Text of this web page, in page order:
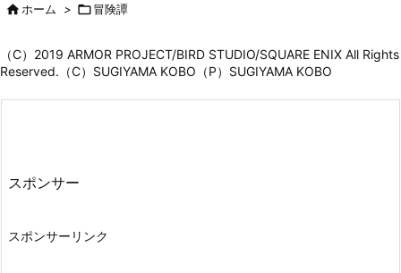
ホーム > 冒険譚
（C）2019 ARMOR PROJECT/BIRD STUDIO/SQUARE ENIX All Rights
Reserved.（C）SUGIYAMA KOBO（P）SUGIYAMA KOBO
スポンサー
スポンサーリンク